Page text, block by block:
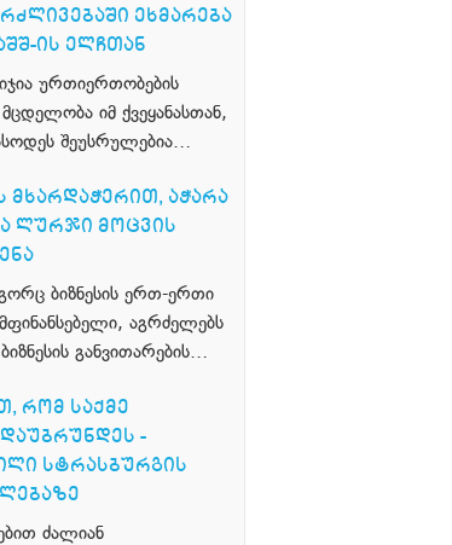
ᲔᲮᲛᲐᲠᲔᲑᲐ
ᲘᲡ ᲔᲚᲩᲗᲐᲜ
ურთიერთობების
იმ ქვეყანასთან,
შეუსრულებია…
ᲛᲮᲐᲠᲓᲐᲭᲔᲠᲘᲗ, ᲐᲭᲐᲠᲐ
ᲚᲣᲠᲯᲘ ᲛᲝᲪᲕᲘᲡ
ბიზნესის ერთ-ერთი
აგრძელებს
განვითარების…
ᲠᲝᲛ ᲡᲐᲥᲛᲔ
-
ᲡᲢᲠᲐᲡᲑᲣᲠᲒᲘᲡ
ძალიან